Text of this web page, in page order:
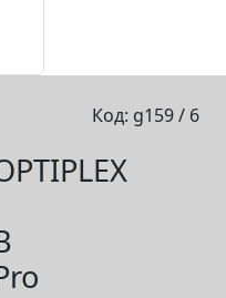
Код: g159 / 6